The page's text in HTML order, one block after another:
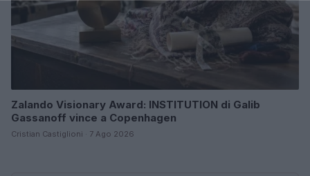
Zalando Visionary Award: INSTITUTION di Galib
Gassanoff vince a Copenhagen
Cristian Castiglioni · 7 Ago 2026